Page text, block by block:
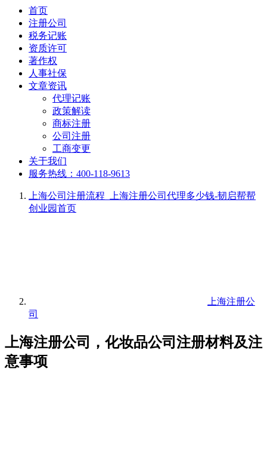
首页
注册公司
税务记账
资质许可
著作权
人事社保
文章资讯
代理记账
政策解读
商标注册
公司注册
工商变更
关于我们
服务热线：400-118-9613
上海公司注册流程_上海注册公司代理多少钱-韧启帮帮
创业园首页
上海注册公
司
上海注册公司，化妆品公司注册材料及注
意事项